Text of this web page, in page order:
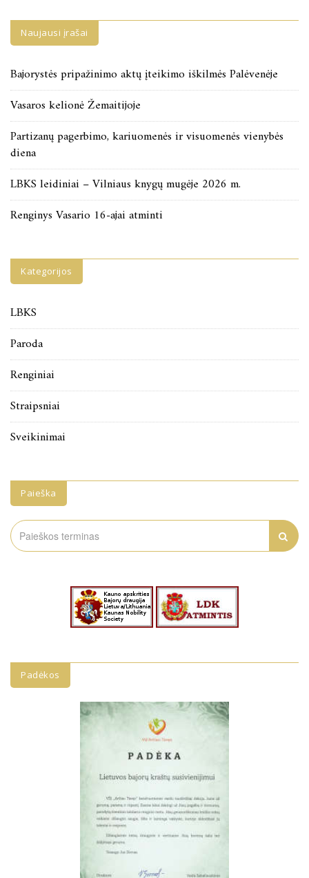
Naujausi įrašai
Bajorystės pripažinimo aktų įteikimo iškilmės Palėvenėje
Vasaros kelionė Žemaitijoje
Partizanų pagerbimo, kariuomenės ir visuomenės vienybės
diena
LBKS leidiniai – Vilniaus knygų mugėje 2026 m.
Renginys Vasario 16-ajai atminti
Kategorijos
LBKS
Paroda
Renginiai
Straipsniai
Sveikinimai
Paieška
Search
for:
Padėkos